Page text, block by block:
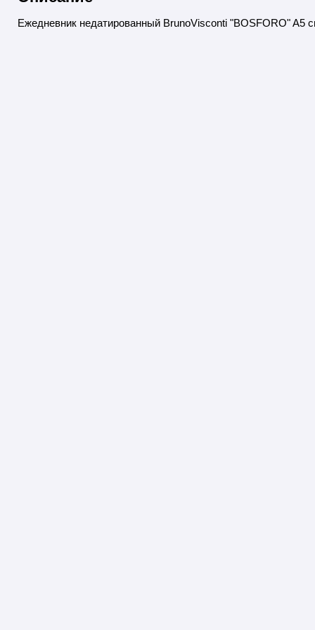
Ежедневник недатированный BrunoVisconti "BOSFORO" A5